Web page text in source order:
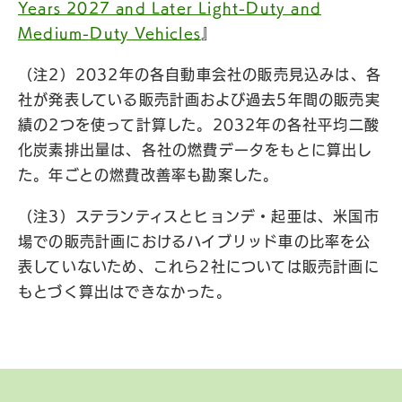
Years 2027 and Later Light-Duty and
Medium-Duty Vehicles
（注2）2032年の各自動車会社の販売見込みは、各
社が発表している販売計画および過去5年間の販売実
績の2つを使って計算した。2032年の各社平均二酸
化炭素排出量は、各社の燃費データをもとに算出し
た。年ごとの燃費改善率も勘案した。
（注3）ステランティスとヒョンデ・起亜は、米国市
場での販売計画におけるハイブリッド車の比率を公
表していないため、これら2社については販売計画に
もとづく算出はできなかった。